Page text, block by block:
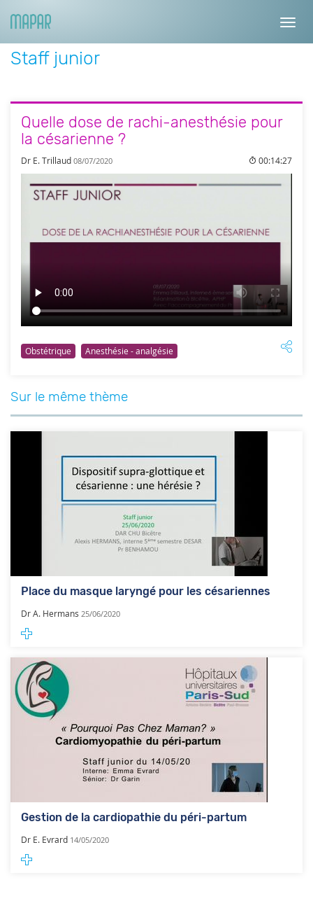
Staff junior
Quelle dose de rachi-anesthésie pour
la césarienne ?
Dr E. Trillaud 08/07/2020 00:14:27
Obstétrique Anesthésie - analgésie
Sur le même thème
Place du masque laryngé pour les césariennes
Dr A. Hermans 25/06/2020
Gestion de la cardiopathie du péri-partum
Dr E. Evrard 14/05/2020